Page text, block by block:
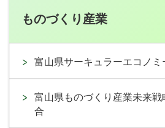
ものづくり産業
富山県サーキュラーエコノ
富山県ものづくり産業未来
合